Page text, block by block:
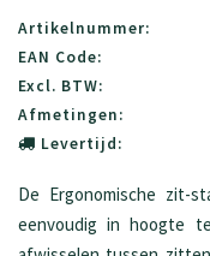
Artikelnummer:
EAN Code:
Excl. BTW:
Afmetingen:
Levertijd:
De Ergonomische zit-
eenvoudig in hoogte